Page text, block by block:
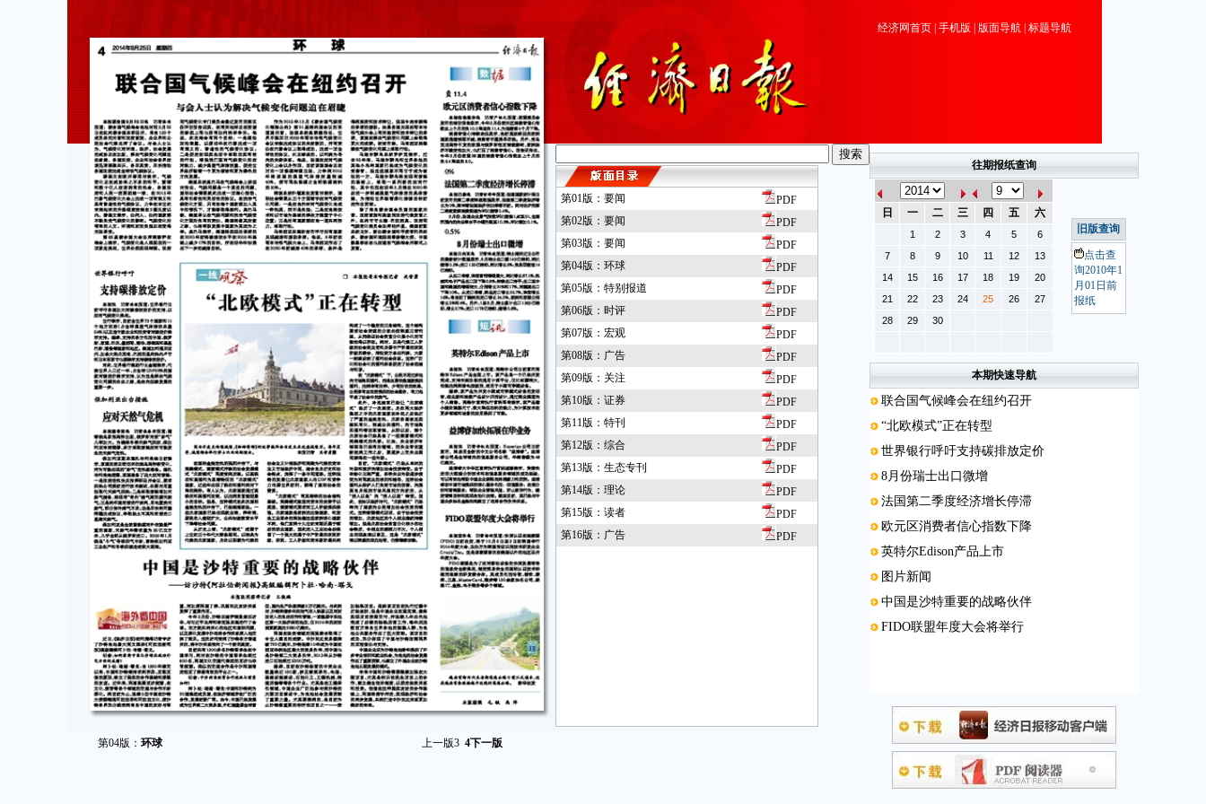
第04版： 环球 上一版3 4下一版
经济网首页 手机版 版面导航 标题导航
第01版：要闻
PDF
第02版：要闻
PDF
第03版：要闻
PDF
第04版：环球
PDF
第05版：特别报道
PDF
第06版：时评
PDF
第07版：宏观
PDF
第08版：广告
PDF
第09版：关注
PDF
第10版：证券
PDF
第11版：特刊
PDF
第12版：综合
PDF
第13版：生态专刊
PDF
第14版：理论
PDF
第15版：读者
PDF
第16版：广告
PDF
往期报纸查询
日 一 二 三 四 五 六
1 2 3 4 5
6
7
8 9 10 11 12
13
14
15 16 17 18 19
20
21
22 23 24 25 26
27
28
29 30
旧版查询
点击查
询2010年1
月01日前
报纸
本期快速导航
联合国气候峰会在纽约召开
“北欧模式”正在转型
世界银行呼吁支持碳排放定价
8月份瑞士出口微增
法国第二季度经济增长停滞
欧元区消费者信心指数下降
英特尔Edison产品上市
图片新闻
中国是沙特重要的战略伙伴
FIDO联盟年度大会将举行